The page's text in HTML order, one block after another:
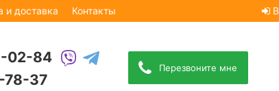
и доставка Контакты
02-84
78-37
Перезвоните мне